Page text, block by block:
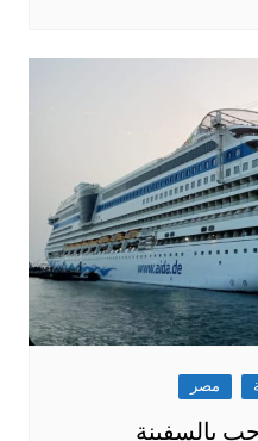
مصر
بالسفينة